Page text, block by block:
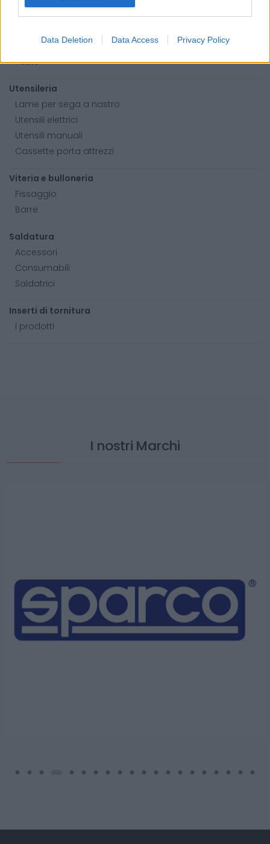
Data Deletion Data Access Privacy Policy
Detergente mani
Paste
Utensileria
Lame per sega a nastro
Utensili elettrici
Utensili manuali
Cassette porta attrezzi
Viteria e bulloneria
Fissaggio
Barre
Saldatura
Accessori
Consumabili
Saldatrici
Inserti di tornitura
I prodotti
I nostri Marchi